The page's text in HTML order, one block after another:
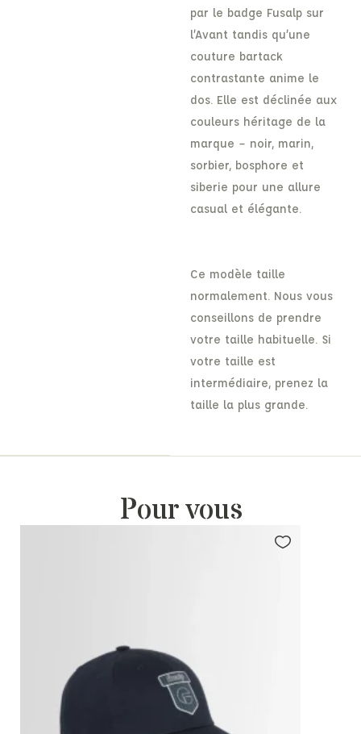
par le badge Fusalp sur
l’Avant tandis qu’une
couture bartack
contrastante anime le
dos. Elle est déclinée aux
couleurs héritage de la
marque – noir, marin,
sorbier, bosphore et
siberie pour une allure
casual et élégante.
Ce modèle taille
normalement. Nous vous
conseillons de prendre
votre taille habituelle. Si
votre taille est
intermédiaire, prenez la
taille la plus grande.
Pour vous